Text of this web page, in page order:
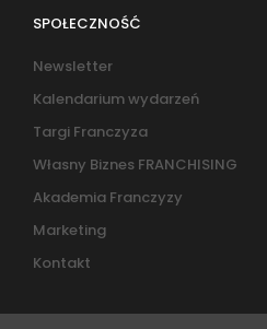
SPOŁECZNOŚĆ
Newsletter
Kalendarium wydarzeń
Targi Franczyza
Własny Biznes FRANCHISING
Akademia Franczyzy
Marketing
Kontakt